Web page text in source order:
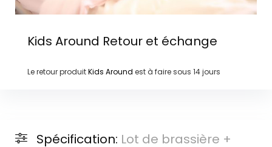
Kids Around Retour et échange
Le retour produitKids Around est à faire sous 14 jours
Spécification: Lot de brassière +